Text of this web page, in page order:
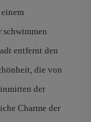
schwimmen
entfernt den
die von
der
Charme der